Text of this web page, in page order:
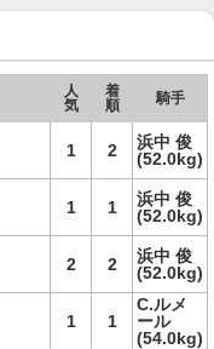
人
気
着
順
騎手
1 2
浜中 俊
(52.0kg)
1 1
浜中 俊
(52.0kg)
2 2
浜中 俊
(52.0kg)
1 1
C.ルメ
ール
(54.0kg)